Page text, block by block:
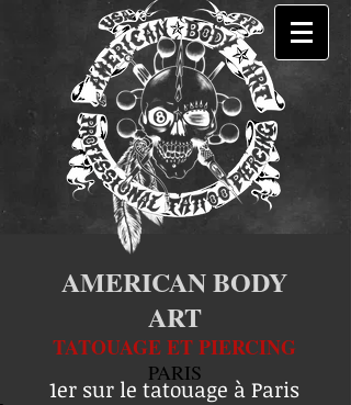
AMERICAN BODY
ART
TATOUAGE ET PIERCING
PARIS
1er sur le tatouage à Paris